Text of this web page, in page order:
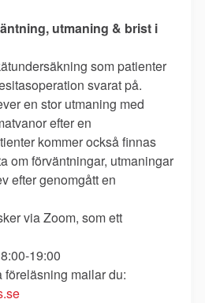
utmaning & brist i
som patienter
svarat på.
en stor utmaning med
efter en
kommer också finnas
om förväntningar, utmaningar
efter genomgått en
via Zoom, som ett
19:00
föreläsning mailar du: